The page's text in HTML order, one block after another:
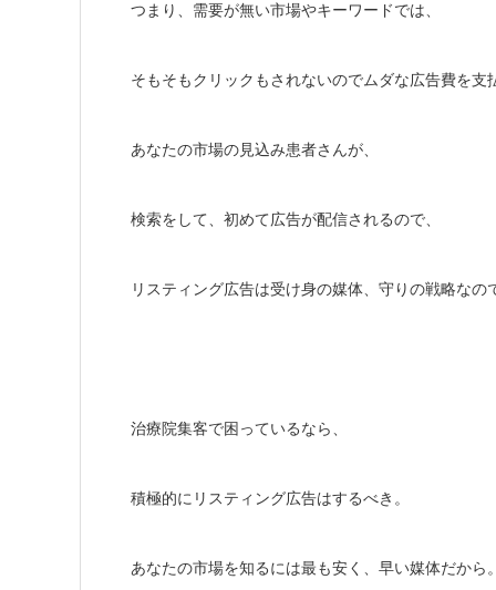
つまり、需要が無い市場やキーワードでは、
そもそもクリックもされないのでムダな広告費を支
あなたの市場の見込み患者さんが、
検索をして、初めて広告が配信されるので、
リスティング広告は受け身の媒体、守りの戦略なの
治療院集客で困っているなら、
積極的にリスティング広告はするべき。
あなたの市場を知るには最も安く、早い媒体だから。